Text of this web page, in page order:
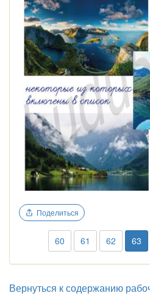
Поделиться
60 61 62 63
Вернуться к содержанию